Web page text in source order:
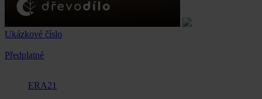
Ukázkové číslo
Předplatné
ERA21